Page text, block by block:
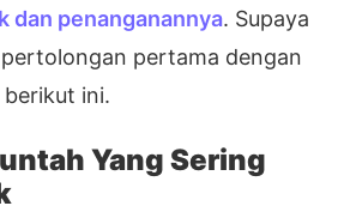
dan penanganannya. Supaya
pertama dengan
berikut ini.
Yang Sering